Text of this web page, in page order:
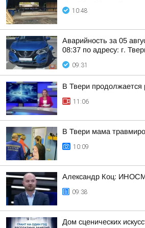
10:48
Аварийность за 05
08:37 по адресу: г.
09:31
В Твери продолжается
11:06
В Твери мама
10:09
Александр Коц:
09:38
Дом сценических